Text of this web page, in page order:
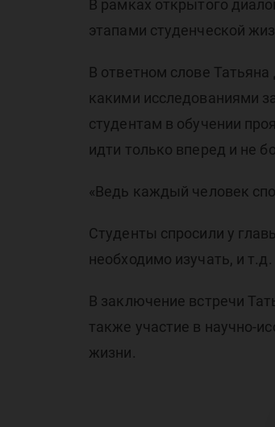
В рамках открытого
этапами студенческой
В ответном слове
какими исследованиями
студентам в обучении
идти только вперед и не
«Ведь каждый человек
Студенты спросили у
необходимо изучать, и т.д.
В заключение встречи
также участие в научно-
жизни.